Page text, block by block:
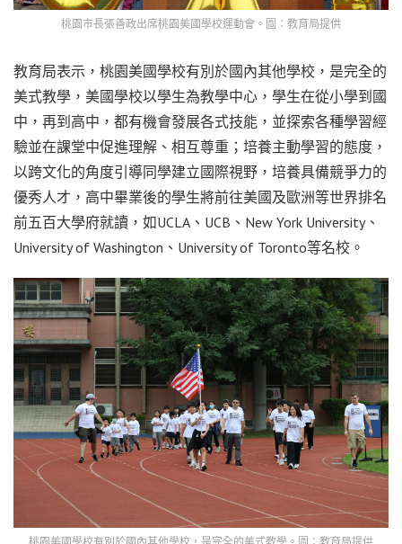
桃園市長張善政出席桃園美國學校運動會。圖：教育局提供
教育局表示，桃園美國學校有別於國內其他學校，是完全的
美式教學，美國學校以學生為教學中心，學生在從小學到國
中，再到高中，都有機會發展各式技能，並探索各種學習經
驗並在課堂中促進理解、相互尊重；培養主動學習的態度，
以跨文化的角度引導同學建立國際視野，培養具備競爭力的
優秀人才，高中畢業後的學生將前往美國及歐洲等世界排名
前五百大學府就讀，如UCLA、UCB、New York University、
University of Washington、University of Toronto等名校。